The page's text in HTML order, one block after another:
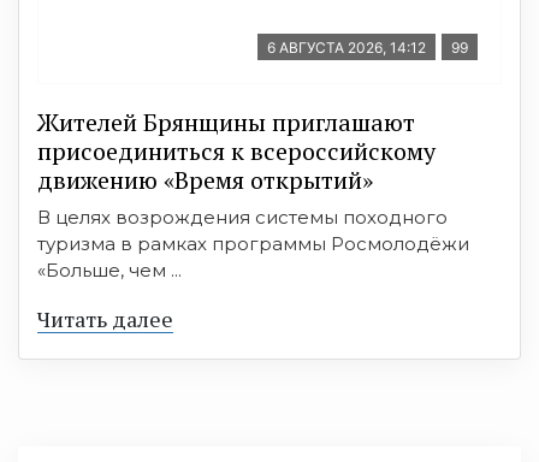
6 АВГУСТА 2026, 14:12 99
Жителей Брянщины приглашают
присоединиться к всероссийскому
движению «Время открытий»
В целях возрождения системы походного
туризма в рамках программы Росмолодёжи
«Больше, чем ...
Читать далее